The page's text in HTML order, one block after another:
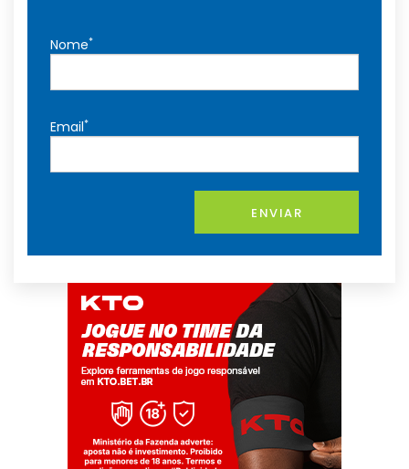
Nome*
Email*
ENVIAR